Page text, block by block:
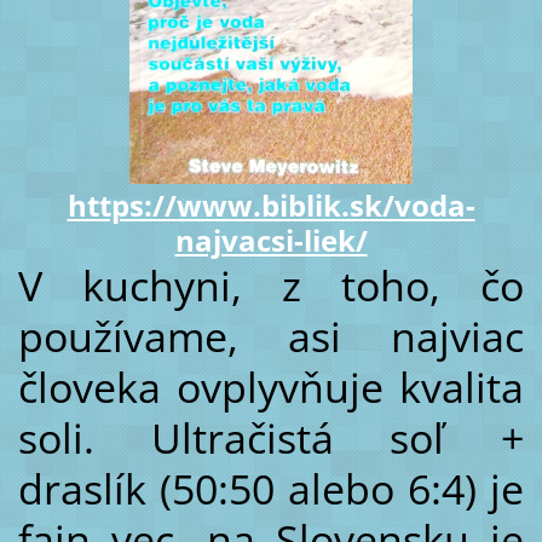
https://www.biblik.sk/voda-
najvacsi-liek/
V kuchyni, z toho, čo
používame, asi najviac
človeka ovplyvňuje kvalita
soli. Ultračistá soľ +
draslík (50:50 alebo 6:4) je